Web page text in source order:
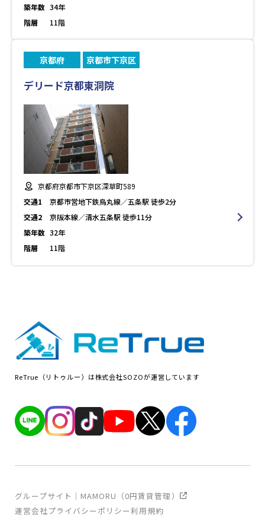
築年数 34年
階層
11階
京都府 京都市下京区
デリード京都東洞院
京都府京都市下京区深草町589
交通1
京都市営地下鉄烏丸線／五条駅 徒歩2分
交通2
京阪本線／清水五条駅 徒歩11分
築年数 32年
階層
11階
ReTrue（リトゥルー）は株式会社SOZOが運営しています
運営会社プライバシーポリシー利用規約
グループサイト｜MAMORU（0円賃貸管理）